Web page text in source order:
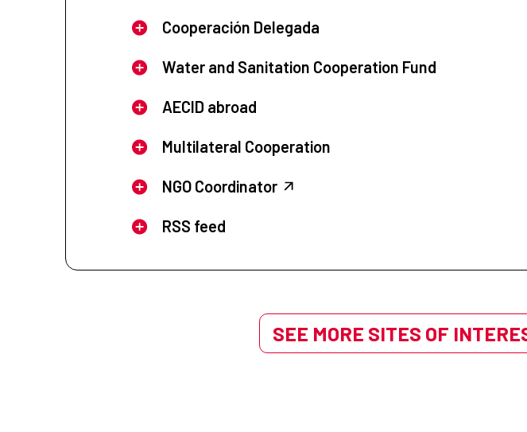
Cooperación Delegada
Water and Sanitation Cooperation Fund
AECID abroad
Multilateral Cooperation
NGO Coordinator
RSS feed
SEE MORE SITES OF